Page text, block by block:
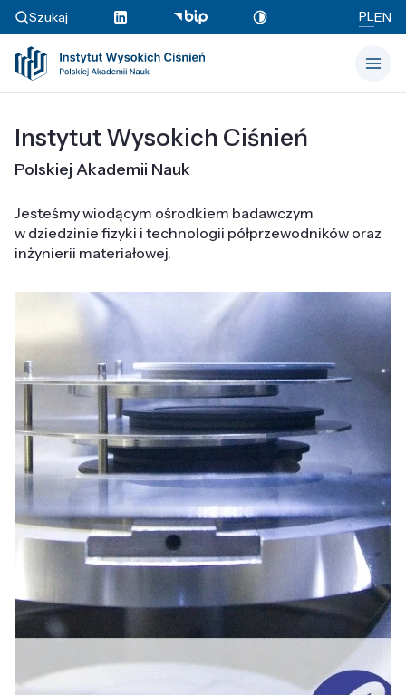
Szukaj PLEN
Instytut Wysokich Ciśnień
Polskiej Akademii Nauk
Jesteśmy wiodącym ośrodkiem badawczym
w dziedzinie fizyki i technologii półprzewodników oraz
inżynierii materiałowej.